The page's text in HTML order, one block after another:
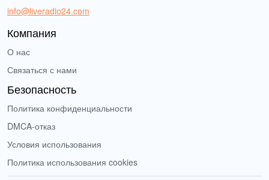
info@liveradio24.com
Компания
О нас
Связаться с нами
Безопасность
Политика конфиденциальности
DMCA-отказ
Условия использования
Политика использования cookies